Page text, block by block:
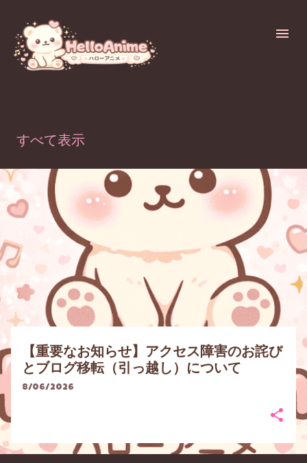
すべて表示
投
稿
【重要なお知らせ】アクセス障害のお詫び
とブログ移転（引っ越し）について
8/06/2026